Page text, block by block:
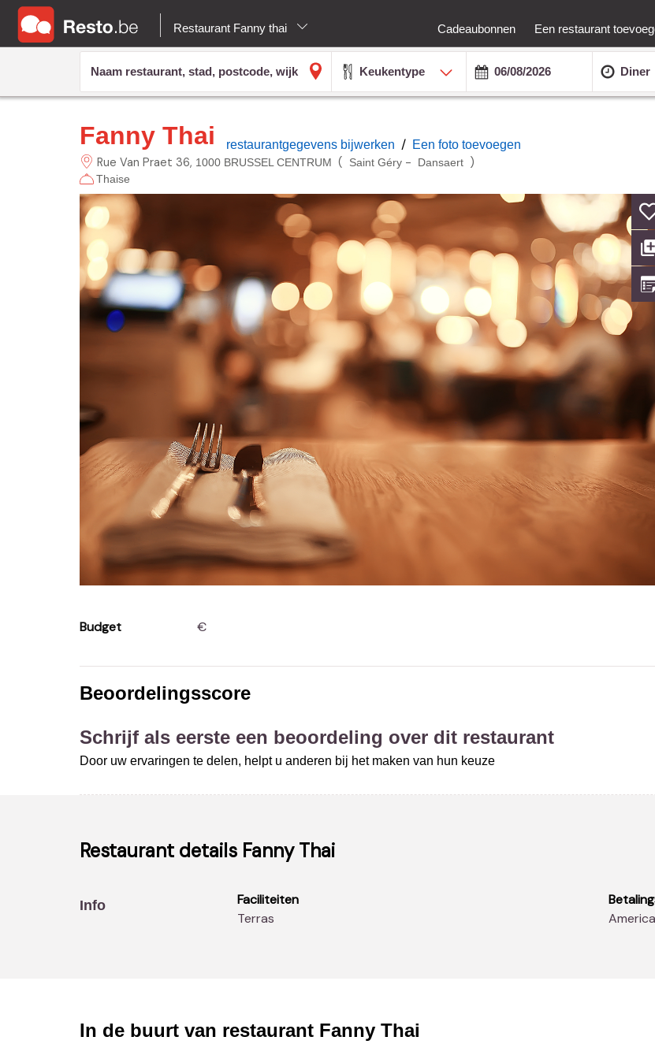
Restaurant Fanny thai Cadeaubonnen Een restaurant
Keukentype Diner
Fanny Thai restaurantgegevens bijwerken / Een foto toevoegen
Rue Van Praet 36 1000 BRUSSEL CENTRUM ( Saint Géry- Dansaert)
Thaise
Budget €
Beoordelingsscore
Schrijf als eerste een beoordeling over dit restaurant
Door uw ervaringen te delen, helpt u anderen bij het maken van hun keuze
Restaurant details Fanny Thai
Info
Faciliteiten
Terras
In de buurt van restaurant Fanny Thai